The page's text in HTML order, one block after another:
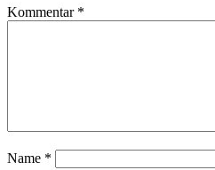
Kommentar *
Name *